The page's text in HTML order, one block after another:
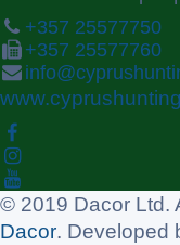
+357 25577750
+357 25577760
© 2019 Dacor Ltd.
Dacor. Developed